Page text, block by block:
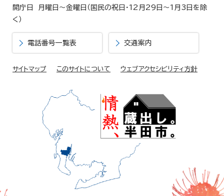
開庁日 月曜日～金曜日（国民の祝日・12月29日～1月3日を除
く）
電話番号一覧表 交通案内
サイトマップ このサイトについて ウェブアクセシビリティ方針